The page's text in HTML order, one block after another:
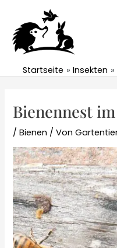
springen
Startseite Insekten
Bienennest
/Bienen / Von